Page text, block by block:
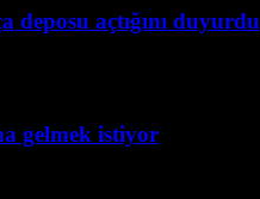
açtığını duyurdu
gelmek istiyor